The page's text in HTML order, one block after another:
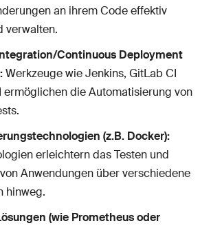
an ihrem Code effektiv
verwalten.
Continuous Deployment
Werkzeuge wie Jenkins, GitLab CI
ermöglichen die Automatisierung von
(z.B. Docker):
erleichtern das Testen und
Anwendungen über verschiedene
hinweg.
(wie Prometheus oder